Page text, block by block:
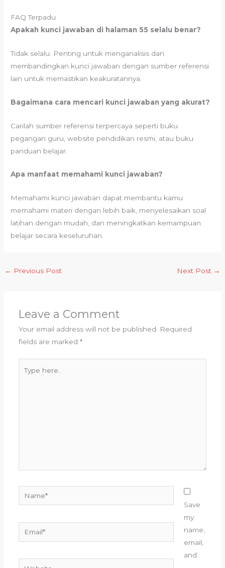
FAQ Terpadu
Apakah kunci jawaban di halaman 55 selalu benar?
Tidak selalu. Penting untuk menganalisis dan
membandingkan kunci jawaban dengan sumber referensi
lain untuk memastikan keakuratannya.
Bagaimana cara mencari kunci jawaban yang akurat?
Carilah sumber referensi terpercaya seperti buku
pegangan guru, website pendidikan resmi, atau buku
panduan belajar.
Apa manfaat memahami kunci jawaban?
Memahami kunci jawaban dapat membantu kamu
memahami materi dengan lebih baik, menyelesaikan soal
latihan dengan mudah, dan meningkatkan kemampuan
belajar secara keseluruhan.
← Previous Post Next Post →
Leave a Comment
Your email address will not be published.
Required
fields are marked *
here..
Website
Save
my
name,
email,
and